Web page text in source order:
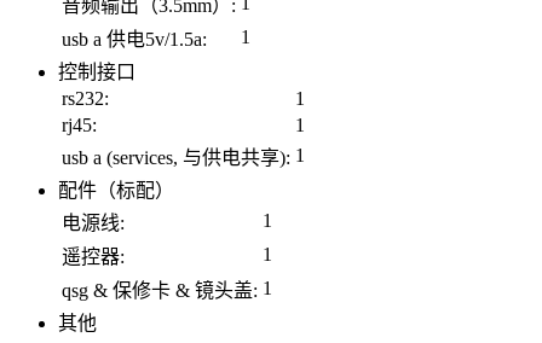
音频输出（3.5mm）:
usb a 供电5v/1.5a:
1
控制接口
rs232:
1
rj45:
1
usb a (services, 与供电共享): 1
配件（标配）
电源线:
1
遥控器:
1
qsg & 保修卡 & 镜头盖: 1
其他